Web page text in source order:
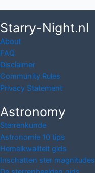
Starry-Night.nl
About
FAQ
Disclaimer
Community Rules
Privacy Statement
Astronomy
Sterrenkunde
Astronomie 10 tips
Hemelkwaliteit gids
Inschatten ster magnitudes